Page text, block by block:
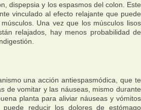
dispepsia y los espasmos del colon. Este
vinculado al efecto relajante que puede
Una vez que los músculos lisos
relajados, hay menos probabilidad de
una acción antiespasmódica, que te
de vomitar y las náuseas, mismo durante
planta para aliviar náuseas y vómitos
reducir los dolores de estómago